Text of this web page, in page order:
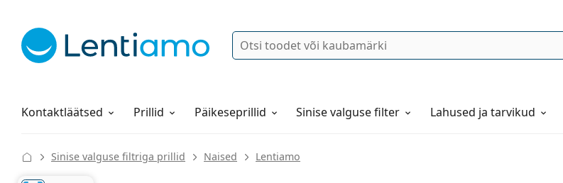
Otsi
Kontaktläätsed
Läätsevedelikud Prillid Päikeseprillid Sinise valguse filter Lahused ja tarvikud
Kõik meie juures ostlemisest
Sinise valguse filtriga prillid Naised Lentiamo